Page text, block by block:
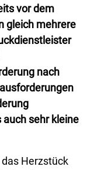
vor dem
gleich mehrere
nach
sehr kleine
Herzstück